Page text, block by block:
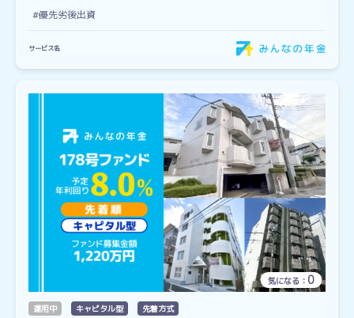
#優先劣後出資
サービス名
気になる： 0
運用中 キャピタル型 先着方式